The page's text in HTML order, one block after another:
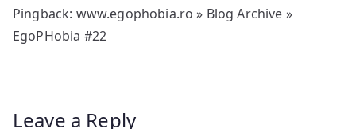
Pingback: www.egophobia.ro » Blog Archive »
EgoPHobia #22
Leave a Reply